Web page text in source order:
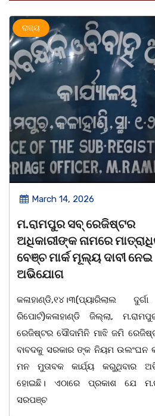
ଙ୍କ
ସବ୍
କରି ନିଜ
ଅପରାଧ ରାଜ୍ୟ
March 14, 2026
ଚିତାବାଘ ର ନଖ
ଗିରଫ ଓ କୋର୍ଟ
ରିପୋର୍ଟ):ବେଆଇନ
ଶିକାର କରି ବ୍ୟବସାୟ
କୌଣସି ସୂତ୍ରରୁ ସୂଚନା
ବନଖଣ୍ଡ ଅଧୀନ କେଗାଁ
ମାନେ ଗରଗାବ ସେକ୍ସନ